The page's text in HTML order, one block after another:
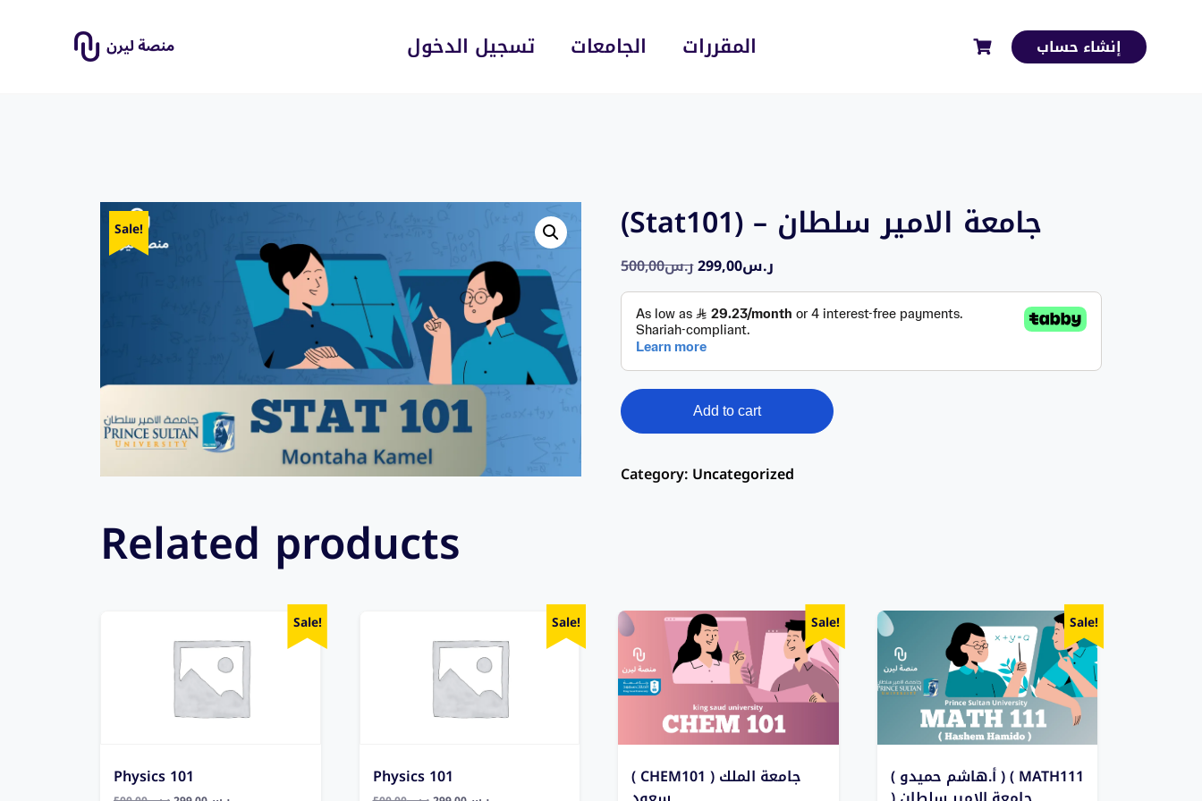
تسجيل الدخول الجامعات المقررات إنشاء حساب
Sale! (Stat101) – جامعة الامير سلطان
ر.س500,00 ر.س299,00
Add to cart
Category:Uncategorized
Related products
Sale!
Physics 101
Sale!
Physics 101
Sale!
( CHEM101 ) جامعة الملك
Sale!
( أ.هاشم حميدو ) ( MATH111